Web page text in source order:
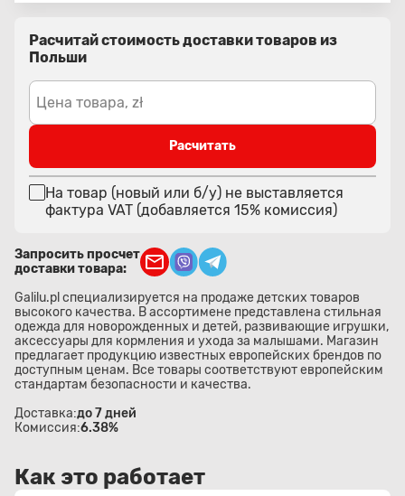
Расчитай стоимость доставки товаров из
Польши
Цена товара, zł
Расчитать
На товар (новый или б/у) не выставляется
фактура VAT (добавляется 15% комиссия)
Запросить просчет
доставки товара:
Galilu.pl специализируется на продаже детских товаров
высокого качества. В ассортимене представлена стильная
одежда для новорожденных и детей, развивающие игрушки,
аксессуары для кормления и ухода за малышами. Магазин
предлагает продукцию известных европейских брендов по
доступным ценам. Все товары соответствуют европейским
стандартам безопасности и качества.
Доставка:до 7 дней
Комиссия:6.38%
Как это работает